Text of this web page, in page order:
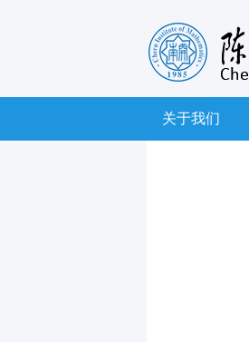
关于我们